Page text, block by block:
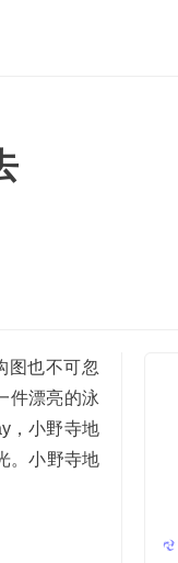
图也不可忽
件漂亮的泳
，小野寺地
。小野寺地